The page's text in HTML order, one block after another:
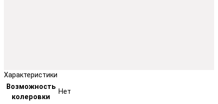
Характеристики
Возможность
колеровки
Нет